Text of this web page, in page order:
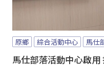
原鄉 綜合活動中心 馬仕
馬仕部落活動中心啟